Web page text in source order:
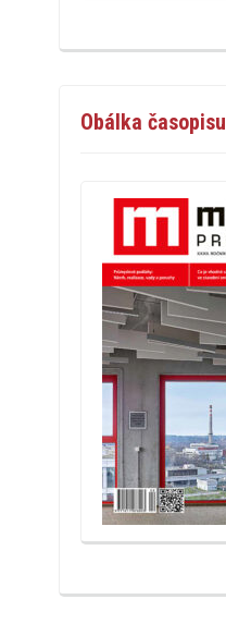
Obálka časopisu